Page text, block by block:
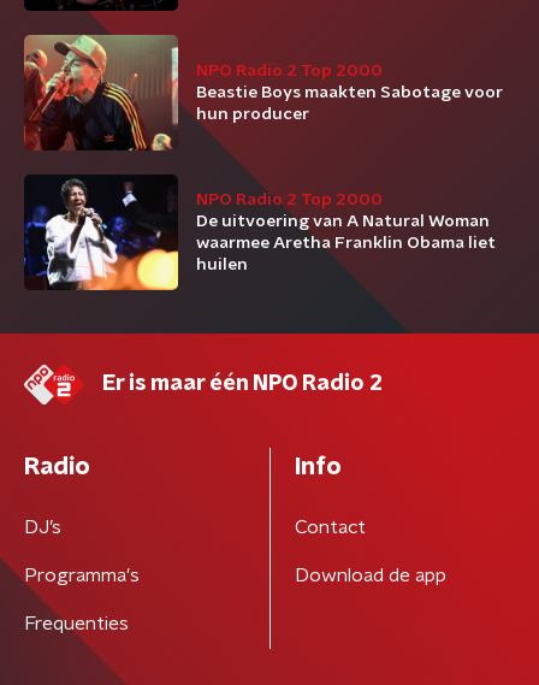
NPO Radio 2 Top 2000
Beastie Boys maakten Sabotage voor
hun producer
NPO Radio 2 Top 2000
De uitvoering van A Natural Woman
waarmee Aretha Franklin Obama liet
huilen
Er is maar één NPO Radio 2
Radio
DJ’s
Programma's
Frequenties
Info
Contact
Download de app